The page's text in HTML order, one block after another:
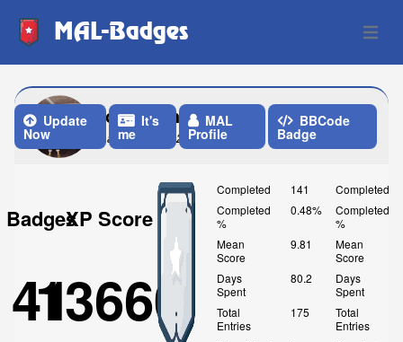
MAL-Badges Open
joaldofilho
Last Update: 2 Weeks ago
Update
Now
It's
me
MAL
Profile
BBCode
Badge
Badges
41
XP Score
13660
Completed
141
Completed
%
0.48%
Mean
Score
9.81
Days
Spent
80.2
Total
Entries
175
Completed
Completed
%
Mean
Score
Days
Spent
Total
Entries